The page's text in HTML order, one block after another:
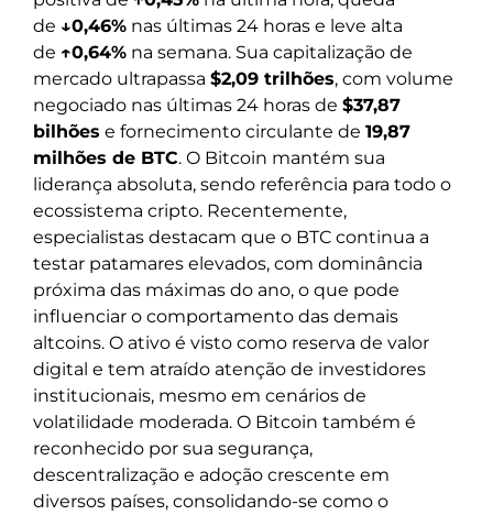
de ↓0,46% nas últimas 24 horas e leve alta
de ↑0,64% na semana. Sua capitalização de
mercado ultrapassa $2,09 trilhões, com volume
negociado nas últimas 24 horas de $37,87
bilhões e fornecimento circulante de 19,87
milhões de BTC. O Bitcoin mantém sua
liderança absoluta, sendo referência para todo o
ecossistema cripto. Recentemente,
especialistas destacam que o BTC continua a
testar patamares elevados, com dominância
próxima das máximas do ano, o que pode
influenciar o comportamento das demais
altcoins. O ativo é visto como reserva de valor
digital e tem atraído atenção de investidores
institucionais, mesmo em cenários de
volatilidade moderada. O Bitcoin também é
reconhecido por sua segurança,
descentralização e adoção crescente em
diversos países, consolidando-se como o